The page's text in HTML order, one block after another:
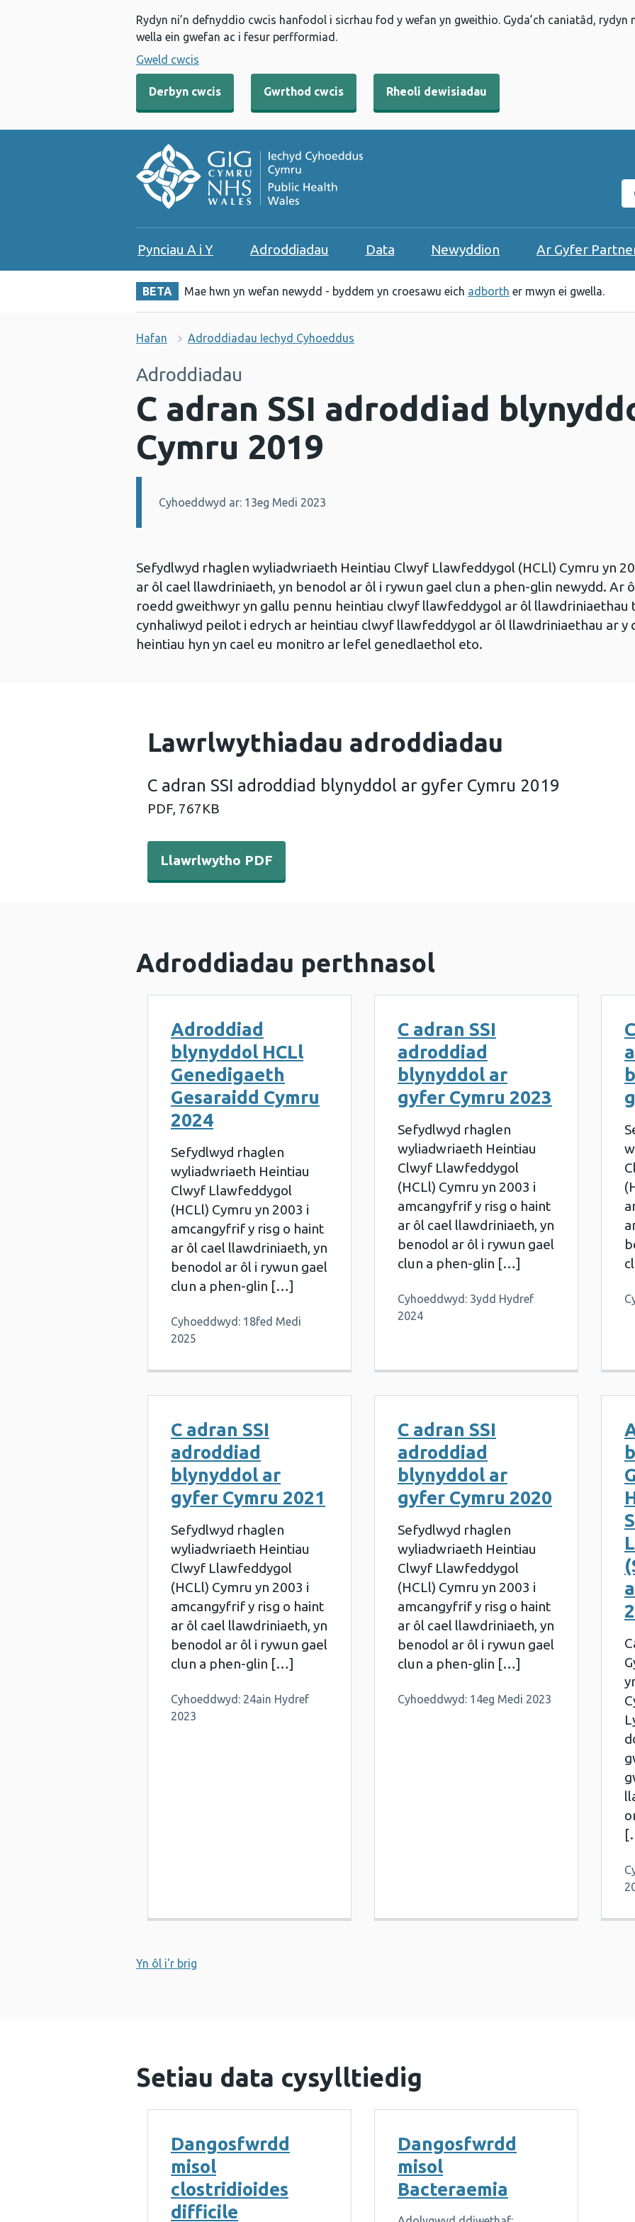
Rydyn ni’n defnyddio cwcis hanfodol i sicrhau fod y wefan yn gweithio. Gyda’ch caniatâd,
wella ein gwefan ac i fesur perfformiad.
Gweld cwcis
Derbyn cwcis Gwrthod cwcis Rheoli dewisiadau
Pynciau A i Y Adroddiadau Data Newyddion Ar Gyfer
BETA Mae hwn yn wefan newydd - byddem yn croesawu eich adborth er mwyn ei gwella.
Hafan Adroddiadau Iechyd Cyhoeddus
Adroddiadau
C adran SSI adroddiad
Cymru 2019
Manylion:
Cyhoeddwyd ar: 13eg Medi 2023
Sefydlwyd rhaglen wyliadwriaeth Heintiau Clwyf Llawfeddygol (HCLl) Cymru yn
ar ôl cael llawdriniaeth, yn benodol ar ôl i rywun gael clun a phen-glin newydd. Ar
roedd gweithwyr yn gallu pennu heintiau clwyf llawfeddygol ar ôl llawdriniaethau
cynhaliwyd peilot i edrych ar heintiau clwyf llawfeddygol ar ôl llawdriniaethau ar y
heintiau hyn yn cael eu monitro ar lefel genedlaethol eto.
Lawrlwythiadau adroddiadau
C adran SSI adroddiad blynyddol ar gyfer Cymru 2019
PDF, 767KB
Llawrlwytho PDF - C adran SSI adroddiad blynyddol ar gyfer Cymru 2019 (767
Llawrlwytho PDF
Adroddiadau perthnasol
Adroddiad
blynyddol HCLl
Genedigaeth
Gesaraidd Cymru
2024
Sefydlwyd rhaglen
wyliadwriaeth Heintiau
Clwyf Llawfeddygol
(HCLl) Cymru yn 2003 i
amcangyfrif y risg o haint
ar ôl cael llawdriniaeth, yn
benodol ar ôl i rywun gael
clun a phen-glin […]
Cyhoeddwyd: 18fed Medi
2025
C adran SSI
adroddiad
blynyddol ar
gyfer Cymru 2023
Sefydlwyd rhaglen
wyliadwriaeth Heintiau
Clwyf Llawfeddygol
(HCLl) Cymru yn 2003 i
amcangyfrif y risg o haint
ar ôl cael llawdriniaeth, yn
benodol ar ôl i rywun gael
clun a phen-glin […]
Cyhoeddwyd: 3ydd Hydref
2024
C adran SSI
adroddiad
blynyddol ar
gyfer Cymru 2021
Sefydlwyd rhaglen
wyliadwriaeth Heintiau
Clwyf Llawfeddygol
(HCLl) Cymru yn 2003 i
amcangyfrif y risg o haint
ar ôl cael llawdriniaeth, yn
benodol ar ôl i rywun gael
clun a phen-glin […]
Cyhoeddwyd: 24ain Hydref
2023
C adran SSI
adroddiad
blynyddol ar
gyfer Cymru 2020
Sefydlwyd rhaglen
wyliadwriaeth Heintiau
Clwyf Llawfeddygol
(HCLl) Cymru yn 2003 i
amcangyfrif y risg o haint
ar ôl cael llawdriniaeth, yn
benodol ar ôl i rywun gael
clun a phen-glin […]
Cyhoeddwyd: 14eg Medi 2023
Yn ôl i'r brig
Setiau data cysylltiedig
Dangosfwrdd
misol
clostridioides
difficile
Dangosfwrdd
misol
Bacteraemia